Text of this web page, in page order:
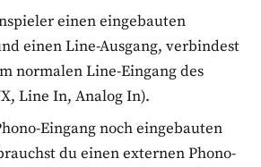
einen eingebauten
einen Line-Ausgang, verbindest
normalen Line-Eingang des
Line In, Analog In).
Eingang noch eingebauten
du einen externen Phono-